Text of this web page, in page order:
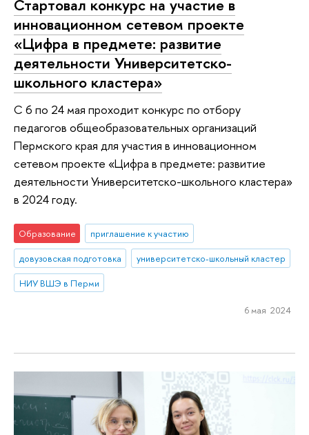
Стартовал конкурс на участие в
инновационном сетевом проекте
«Цифра в предмете: развитие
деятельности Университетско-
школьного кластера»
С 6 по 24 мая проходит конкурс по отбору
педагогов общеобразовательных организаций
Пермского края для участия в инновационном
сетевом проекте «Цифра в предмете: развитие
деятельности Университетско-школьного кластера»
в 2024 году.
Образование
приглашение к участию
довузовская подготовка
университетско-школьный кластер
НИУ ВШЭ в Перми
6 мая 2024